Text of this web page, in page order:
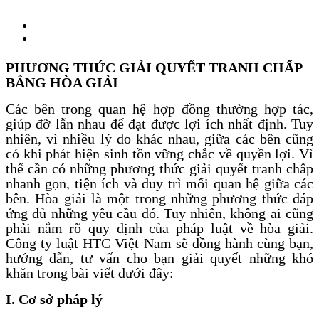
PHƯƠNG THỨC GIẢI QUYẾT TRANH CHẤP
BẰNG HÒA GIẢI
Các bên trong quan hệ hợp đồng thường hợp tác,
giúp đỡ lẫn nhau để đạt được lợi ích nhất định. Tuy
nhiên, vì nhiều lý do khác nhau, giữa các bên cũng
có khi phát hiện sinh tồn vững chắc về quyền lợi. Vì
thế cần có những phương thức giải quyết tranh chấp
nhanh gọn, tiện ích và duy trì mối quan hệ giữa các
bên. Hòa giải là một trong những phương thức đáp
ứng đủ những yêu cầu đó. Tuy nhiên, không ai cũng
phải nắm rõ quy định của pháp luật về hòa giải.
Công ty luật HTC Việt Nam sẽ đồng hành cùng bạn,
hướng dẫn, tư vấn cho bạn giải quyết những khó
khăn trong bài viết dưới đây:
I. Cơ sở pháp lý